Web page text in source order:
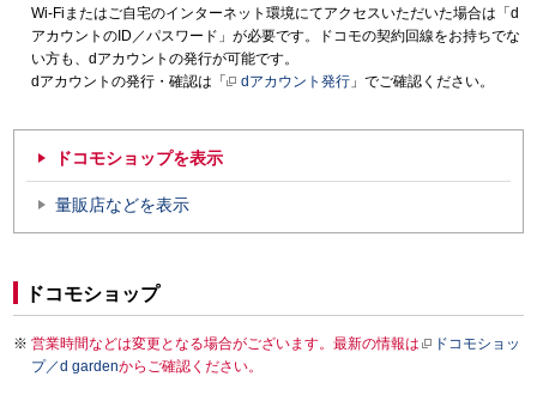
Wi-Fiまたはご自宅のインターネット環境にてアクセスいただいた場合は「d
アカウントのID／パスワード」が必要です。ドコモの契約回線をお持ちでな
い方も、dアカウントの発行が可能です。
dアカウントの発行・確認は「
dアカウント発行 」でご確認ください。
ドコモショップを表示
量販店などを表示
ドコモショップ
営業時間などは変更となる場合がございます。最新の情報は
ドコモショッ
プ／d gardenからご確認ください。